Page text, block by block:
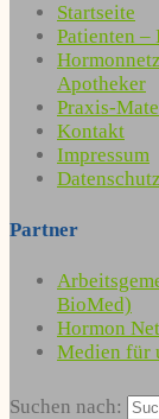
Startseite
Patienten –
Apotheker
Praxis-
Kontakt
Impressum
Partner
BioMed)
Hormon
Medien für
Suchen nach: